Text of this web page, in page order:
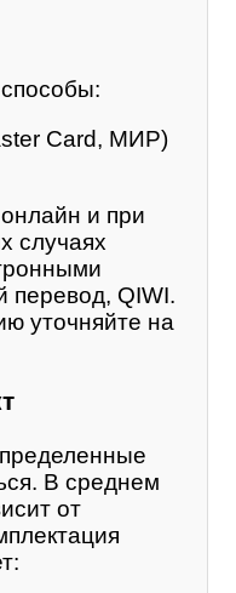
Card, МИР)
и при
случаях
перевод, QIWI.
уточняйте на
В среднем
от